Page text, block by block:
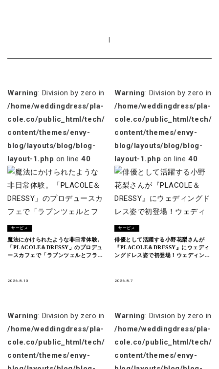
Warning: Division by zero in
/home/weddingdress/pla-
cole.co/public_html/tech/wp-
content/themes/envy-
blog/layouts/blog/blog-
layout-1.php on line40
サービス
魔法にかけられたような非日常体験。
「PLACOLE＆DRESSY」のプロデュ
ースカフェで「ラプンツェルとフラワ
2026.8.10
Warning: Division by zero in
/home/weddingdress/pla-
cole.co/public_html/tech/
content/themes/envy-
blog/layouts/blog/blog-
layout-1.php on line40
サービス
俳優として活躍する小野花梨さんが
『PLACOLE＆DRESSY』にウェディ
ングドレス姿で初登場！ウェディング
2026.8.7
Warning: Division by zero in
/home/weddingdress/pla-
cole.co/public_html/tech/wp-
content/themes/envy-
Warning: Division by zero in
/home/weddingdress/pla-
cole.co/public_html/tech/
content/themes/envy-